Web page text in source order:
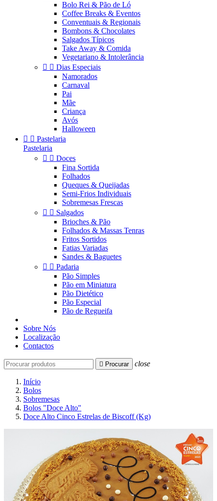
Bolo Rei & Pão de Ló
Coffee Breaks & Eventos
Conventuais & Regionais
Bombons & Chocolates
Salgados Típicos
Take Away & Comida
Vegetariano & Intolerância
  Dias Especiais
Namorados
Carnaval
Pai
Mãe
Criança
Avós
Halloween
  Pastelaria
Pastelaria
  Doces
Fina Sortida
Folhados
Queques & Queijadas
Semi-Frios Individuais
Sobremesas Frescas
  Salgados
Brioches & Pão
Folhados & Massas Tenras
Fritos Sortidos
Fatias Variadas
Sandes & Baguetes
  Padaria
Pão Simples
Pão em Miniatura
Pão Dietético
Pão Especial
Pão de Regueifa
Sobre Nós
Localização
Contactos
 Procurar close
Início
Bolos
Sobremesas
Bolos "Doce Alto"
Doce Alto Cinco Estrelas de Biscoff (Kg)